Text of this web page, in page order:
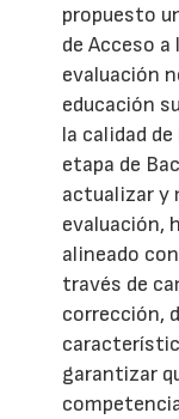
propuesto
de Acceso a
evaluación
educación
la calidad
etapa de
actualizar y
evaluación,
alineado
través de
corrección,
garantizar